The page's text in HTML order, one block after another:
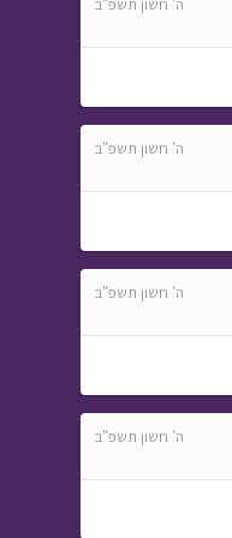
ה' חשון תשפ"ב
ה' חשון תשפ"ב
ה' חשון תשפ"ב